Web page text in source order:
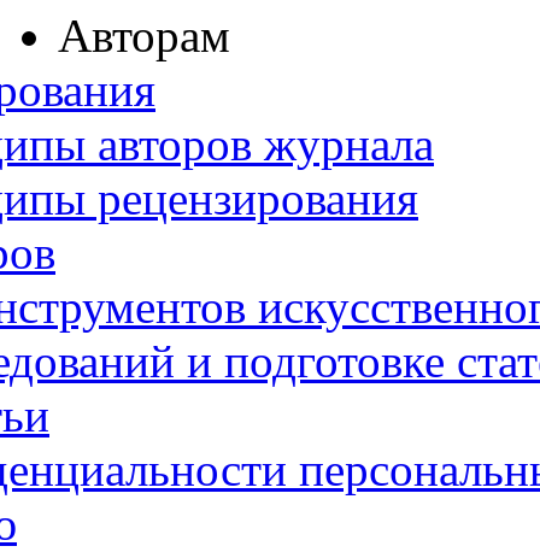
Авторам
авторов журнала
рецензирования
и подготовке